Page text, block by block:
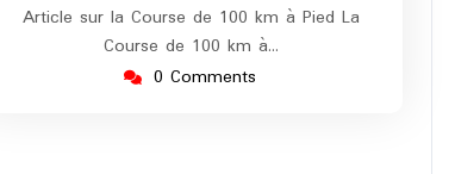
Article sur la Course de 100 km à Pied La
Course de 100 km à…
0 Comments